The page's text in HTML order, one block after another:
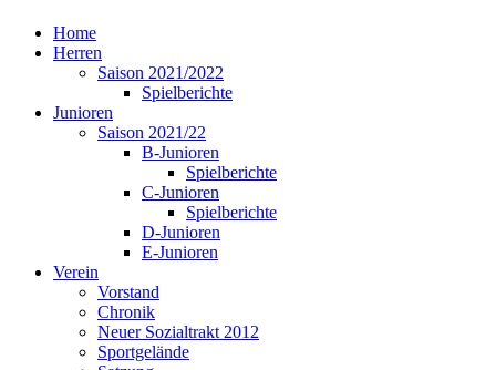
Home
Herren
Saison 2021/2022
Spielberichte
Junioren
Saison 2021/22
B-Junioren
Spielberichte
C-Junioren
Spielberichte
D-Junioren
E-Junioren
Verein
Vorstand
Chronik
Neuer Sozialtrakt 2012
Sportgelände